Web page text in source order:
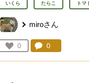
いくら たらこ トマ
miroさん
お気に入り登録：
0
人が登録
コメント：
0